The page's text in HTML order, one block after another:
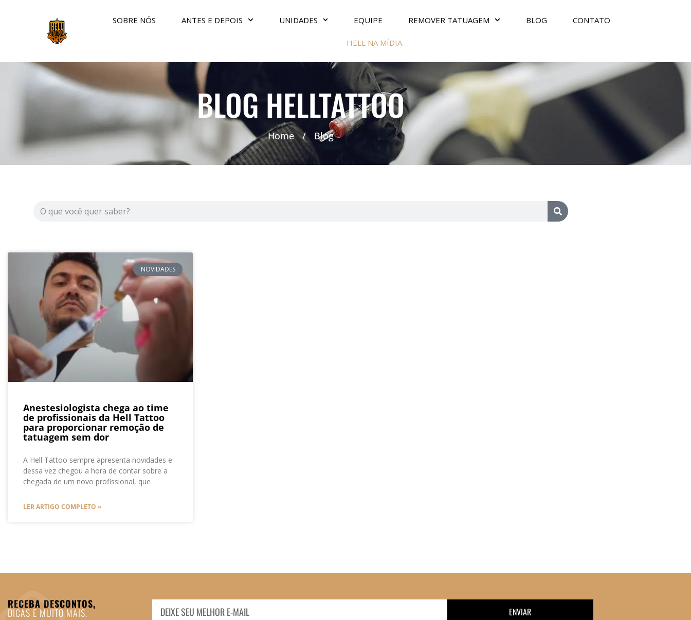
SOBRE NÓS ANTES E DEPOIS UNIDADES EQUIPE REMOVER TATUAGEM BLOG CONTATO
HELL NA MÍDIA
BLOG HELLTATTOO
Home / Blog
NOVIDADES
Anestesiologista chega ao time
de profissionais da Hell Tattoo
para proporcionar remoção de
tatuagem sem dor
A Hell Tattoo sempre apresenta novidades e
dessa vez chegou a hora de contar sobre a
chegada de um novo profissional, que
LER ARTIGO COMPLETO »
RECEBA DESCONTOS,
DICAS E MUITO MAIS. ENVIAR